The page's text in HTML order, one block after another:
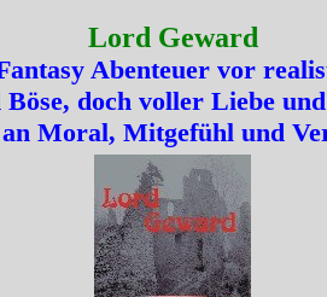
Lord Geward
Abenteuer vor
Böse, doch voller Liebe
Moral, Mitgefühl und